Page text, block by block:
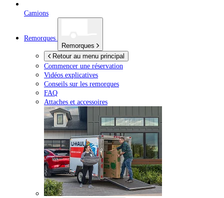
Camions
Remorques
Remorques
Retour au menu principal
Commencer une réservation
Vidéos explicatives
Conseils sur les remorques
FAQ
Attaches et accessoires